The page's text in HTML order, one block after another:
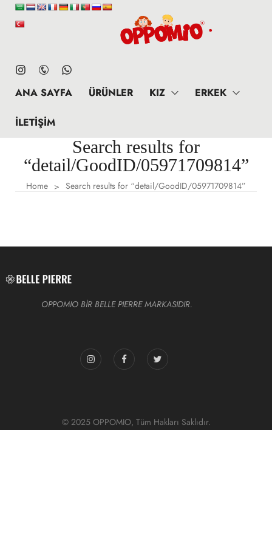
ANA SAYFA ÜRÜNLER KIZ ERKEK
İLETIŞIM
Search results for
“detail/GoodID/05971709814”
Home > Search results for “detail/GoodID/05971709814”
OPPOMIO BİR BELLE PIERRE MARKASIDIR.
© 2025 OPPOMIO, Tüm Hakları Saklıdır.